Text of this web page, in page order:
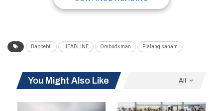
berupa kompensasi ganti rugi.
pemeriksaan Ombudsman, pihaknya menemukan setidaknya
tiga dugaan maladministrasi yang dilakukan oleh Bappebti.
BACA JUGA
Layanan e-Meterai…
Bappebti HEADLINE Ombudsman Pialang saham
All
You Might Also Like